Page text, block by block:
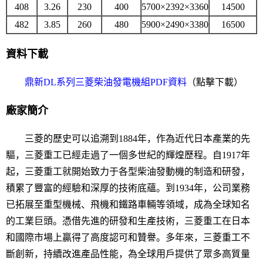
408
3.26 230 400 5700×2392×3360
14500
482
3.85 260 480 5900×2490×3380 16500
資料下載
鼎新DL系列三菱柴油發電機組PDF資料 （點擊下載）
廠家簡介
三菱的歷史可以追溯到1884年，作為近代日本產業的先
驅，三菱重工已經走過了一個多世紀的輝煌歷程。自1917年
起，三菱重工就開始致力于各型柴油發動機的制造和研發，
積累了豐富的經驗和深厚的技術底蘊。到1934年，公司業務
已拓展至重型機械、飛機和鐵路車輛等領域，成為全球知名
的工業巨頭。憑借先進的研發和生產技術，三菱重工在日本
和國際市場上贏得了高度認可和贊譽。多年來，三菱重工不
斷創新，持續改進產品性能，為全球用戶提供了眾多高質量